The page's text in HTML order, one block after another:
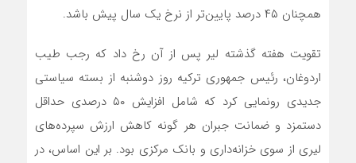
همچنان ۴۵ درصد پایین‌تر از نرخ یک سال پیش باشد.
تقویت هفته گذشته لیر پس از آن رخ داد که رجب طیب
اردوغان، رئیس جمهوری ترکیه روز دوشنبه از بسته سیاستی
جدیدی رونمایی کرد که شامل افزایش ۵۰ درصدی حداقل
دستمزد و ضمانت جبران هر گونه کاهش ارزش سپرده‌های
لیری از سوی خزانه‌داری و بانک مرکزی بود. بر این اساس، در